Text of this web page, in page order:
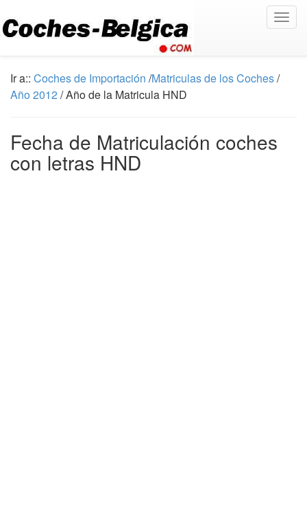
Ir a:: Coches de Importación /Matriculas de los Coches/
Año 2012 / Año de la Matricula HND
Fecha de Matriculación coches
con letras HND